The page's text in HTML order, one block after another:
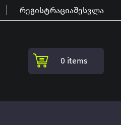
რეგისტრაციაშესვლა
0 items